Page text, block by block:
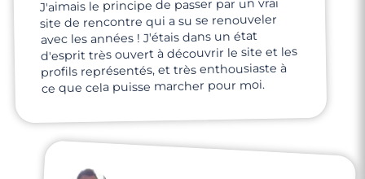
J'aimais le principe de passer par un vrai
site de rencontre qui a su se renouveler
avec les années ! J'étais dans un état
d'esprit très ouvert à découvrir le site et les
profils représentés, et très enthousiaste à
ce que cela puisse marcher pour moi.